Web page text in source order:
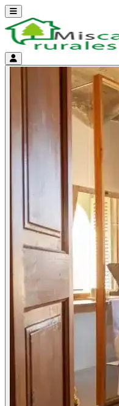
Abrir menú
Menú de cuenta